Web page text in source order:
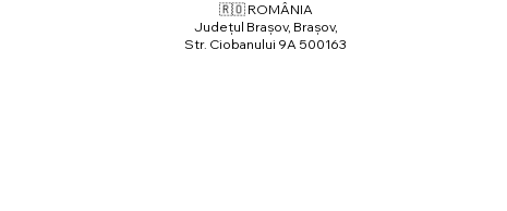
🇷🇴 ROMÂNIA
Județul Brașov, Brașov,
Str. Ciobanului 9A 500163